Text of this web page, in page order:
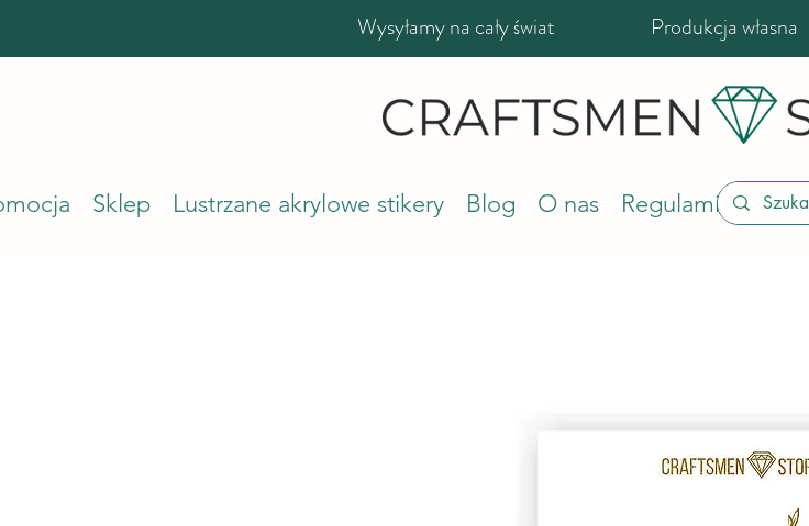
Wysyłamy na cały świat Produkcja własna
Sklep Lustrzane akrylowe stikery Blog O nas Regulamin sklepu